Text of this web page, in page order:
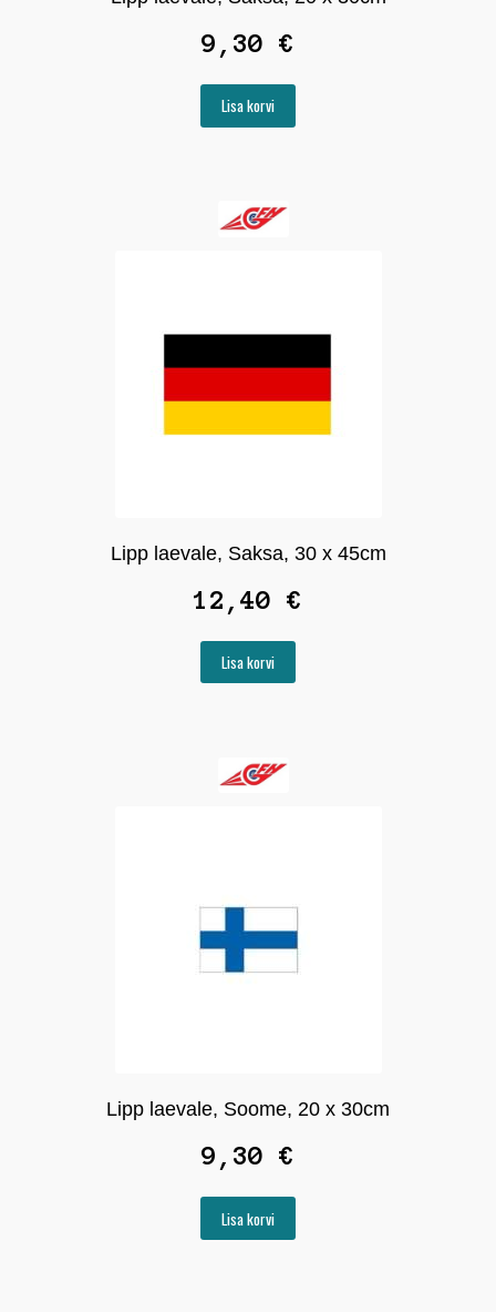
9,30 €
Lisa korvi
Lipp laevale, Saksa, 30 x 45cm
12,40 €
Lisa korvi
Lipp laevale, Soome, 20 x 30cm
9,30 €
Lisa korvi